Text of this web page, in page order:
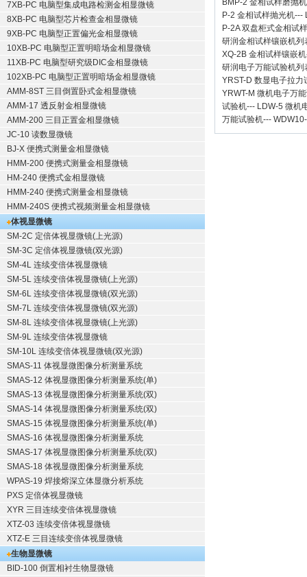
7XB-PC 电脑型集成电路检测金相显微镜
8XB-PC 电脑型芯片检查金相显微镜
9XB-PC 电脑型正置偏光金相显微镜
10XB-PC 电脑型正置明暗场金相显微镜
11XB-PC 电脑型研究级DIC金相显微镜
102XB-PC 电脑型正置明暗场金相显微镜
AMM-8ST 三目倒置卧式金相显微镜
AMM-17 透反射金相显微镜
AMM-200 三目正置金相显微镜
JC-10 读数显微镜
BJ-X 便携式测量金相显微镜
HMM-200 便携式测量金相显微镜
HM-240 便携式金相显微镜
HMM-240 便携式测量金相显微镜
HMM-240S 便携式视频测量金相显微镜
体视显微镜
SM-2C 定倍体视显微镜(上光源)
SM-3C 定倍体视显微镜(双光源)
SM-4L 连续变倍体视显微镜
SM-5L 连续变倍体视显微镜(上光源)
SM-6L 连续变倍体视显微镜(双光源)
SM-7L 连续变倍体视显微镜(双光源)
SM-8L 连续变倍体视显微镜(上光源)
SM-9L 连续变倍体视显微镜
SM-10L 连续变倍体视显微镜(双光源)
SMAS-11 体视显微图像分析测量系统
SMAS-12 体视显微图像分析测量系统(单)
SMAS-13 体视显微图像分析测量系统(双)
SMAS-14 体视显微图像分析测量系统(双)
SMAS-15 体视显微图像分析测量系统(单)
SMAS-16 体视显微图像分析测量系统
SMAS-17 体视显微图像分析测量系统(双)
SMAS-18 体视显微图像分析测量系统
WPAS-19 焊接熔深立体显微分析系统
PXS 定倍体视显微镜
XYR 三目连续变倍体视显微镜
XTZ-03 连续变倍体视显微镜
XTZ-E 三目连续变倍体视显微镜
生物显微镜
BID-100 倒置相衬生物显微镜
BMP-2 金相试样磨抛机
P-2 金相试样抛光机---
P-2A 双盘柜式金相试
研润金相试样镶嵌机列
XQ-2B 金相试样镶嵌机
研润电子万能试验机列
YRST-D 数显电子拉力
YRWT-M 微机电子万
试验机--- LDW-5 微机
万能试验机---